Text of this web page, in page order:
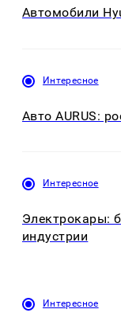
Aвтомобили
Интересное
Авто AURUS:
Интересное
Электрокары:
индустрии
Интересное